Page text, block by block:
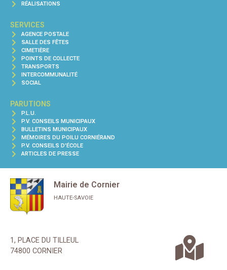
RÉALISATIONS
SERVICES
AGENCE POSTALE
SALLE DES FÊTES
CIMETIÈRE
POINTS DE COLLECTE
TRANSPORTS
INTERCOMMUNALITÉ
SOCIAL
PARUTIONS
P.L.U.
P.V. CONSEILS MUNICIPAUX
BULLETINS MUNICIPAUX
MÉMOIRES DU POILU CORNIÉRAND
P.V. CONSEILS D'ÉCOLE
ARTICLES DE PRESSE
Mairie de Cornier
HAUTE-SAVOIE
1, PLACE DU TILLEUL
74800 CORNIER